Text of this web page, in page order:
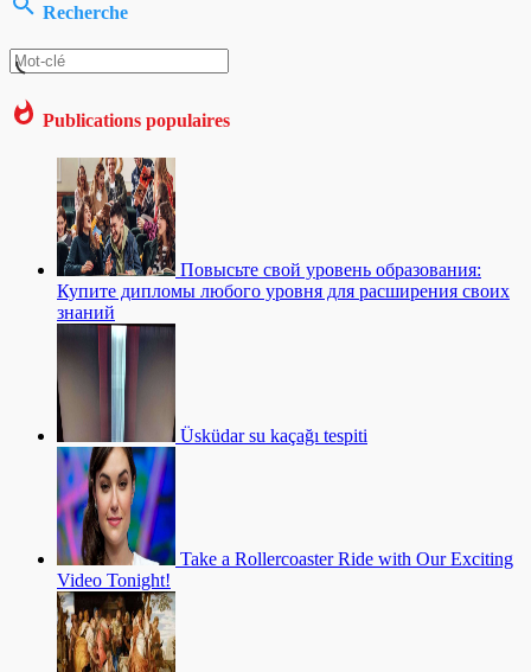
Recherche
Publications populaires
Повысьте свой уровень образования:
Купите дипломы любого уровня для расширения своих
знаний
Üsküdar su kaçağı tespiti
Take a Rollercoaster Ride with Our Exciting
Video Tonight!